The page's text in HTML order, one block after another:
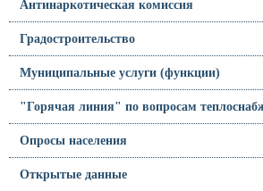
Антинаркотическая комиссия
Градостроительство
Муниципальные услуги (функции)
"Горячая линия" по вопросам
Опросы населения
Открытые данные